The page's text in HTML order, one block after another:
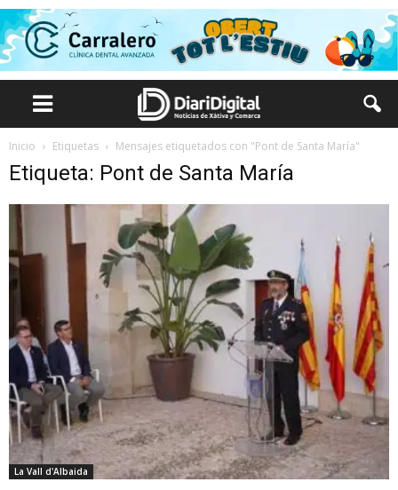
Inicio Etiquetas Mensajes etiquetados con "Pont de Santa María"
Etiqueta: Pont de Santa María
La Vall d'Albaida